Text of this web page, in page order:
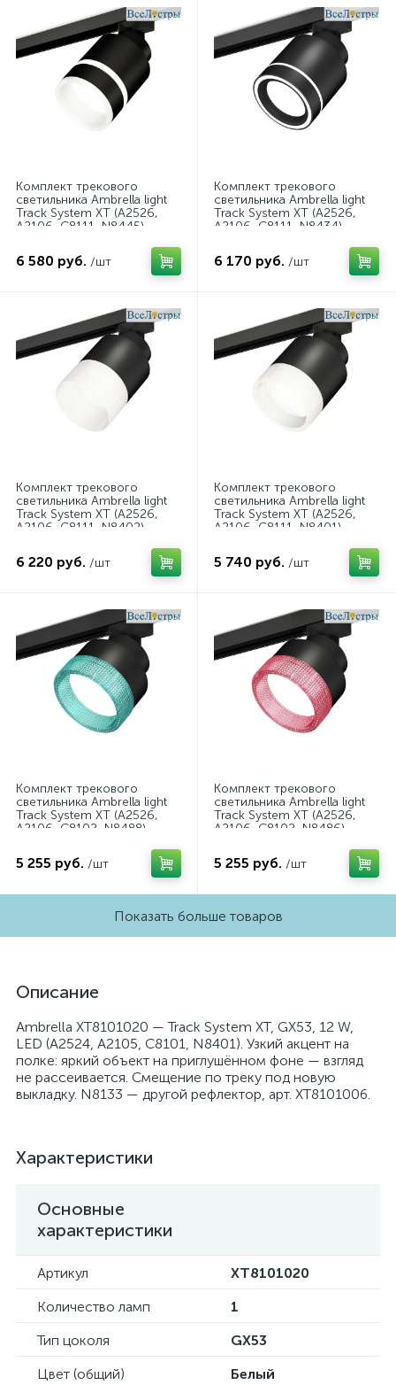
Комплект трекового
светильника Ambrella light
Track System XT (A2526,
A2106, C8111, N8445)
6 580 руб. /шт
Комплект трекового
светильника Ambrella light
Track System XT (A2526,
A2106, C8111, N8434)
6 170 руб. /шт
Комплект трекового
светильника Ambrella light
Track System XT (A2526,
A2106, C8111, N8402)
6 220 руб. /шт
Комплект трекового
светильника Ambrella light
Track System XT (A2526,
A2106, C8111, N8401)
5 740 руб. /шт
Комплект трекового
светильника Ambrella light
Track System XT (A2526,
A2106, C8102, N8488)
5 255 руб. /шт
Комплект трекового
светильника Ambrella light
Track System XT (A2526,
A2106, C8102, N8486)
5 255 руб. /шт
Показать больше товаров
Описание
Ambrella XT8101020 — Track System XT, GX53, 12 W,
LED (A2524, A2105, C8101, N8401). Узкий акцент на
полке: яркий объект на приглушённом фоне — взгляд
не рассеивается. Смещение по треку под новую
выкладку. N8133 — другой рефлектор, арт. XT8101006.
Характеристики
Основные
характеристики
Артикул
XT8101020
Количество ламп
1
Тип цоколя
GX53
Цвет (общий)
Белый